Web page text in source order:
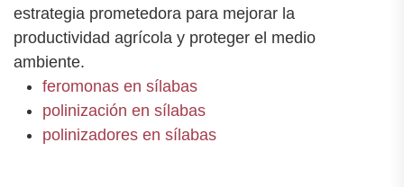
estrategia prometedora para mejorar la
productividad agrícola y proteger el medio
ambiente.
feromonas en sílabas
polinización en sílabas
polinizadores en sílabas